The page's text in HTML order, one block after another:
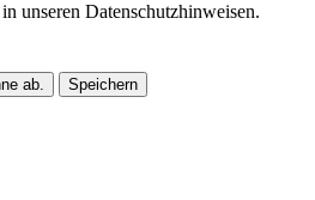
unseren Datenschutzhinweisen.
ab.
Speichern